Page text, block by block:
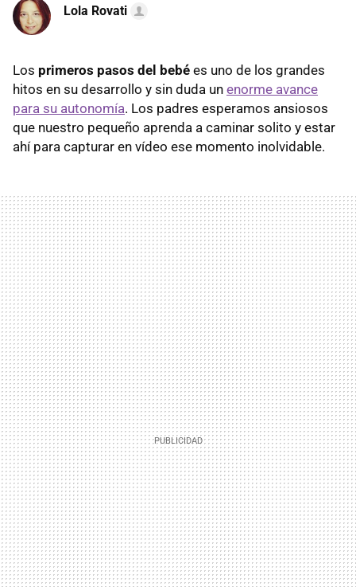
Lola Rovati
Los primeros pasos del bebé es uno de los grandes
hitos en su desarrollo y sin duda un enorme avance
para su autonomía. Los padres esperamos ansiosos
que nuestro pequeño aprenda a caminar solito y estar
ahí para capturar en vídeo ese momento inolvidable.